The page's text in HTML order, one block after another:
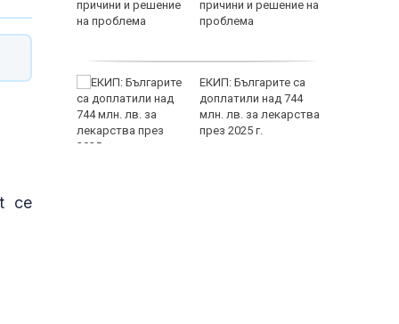
се
и
причини и решение на
проблема
ЕКИП: Българите са
доплатили над 744
млн. лв. за лекарства
през 2025 г.